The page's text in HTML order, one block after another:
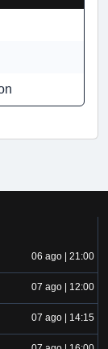
06 ago | 21:00
07 ago | 12:00
07 ago | 14:15